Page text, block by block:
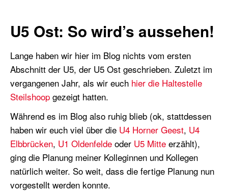
U5 Ost: So wird’s aussehen!
Lange haben wir hier im Blog nichts vom ersten
Abschnitt der U5, der U5 Ost geschrieben. Zuletzt im
vergangenen Jahr, als wir euch hier die Haltestelle
Steilshoop gezeigt hatten.
Während es im Blog also ruhig blieb (ok, stattdessen
haben wir euch viel über die U4 Horner Geest, U4
Elbbrücken, U1 Oldenfelde oder U5 Mitte erzählt),
ging die Planung meiner Kolleginnen und Kollegen
natürlich weiter. So weit, dass die fertige Planung nun
vorgestellt werden konnte.